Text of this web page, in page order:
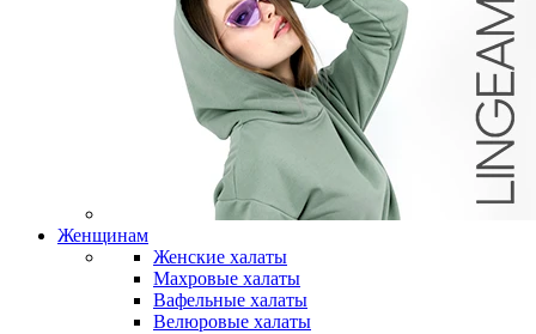
Женщинам
Женские халаты
Махровые халаты
Вафельные халаты
Велюровые халаты